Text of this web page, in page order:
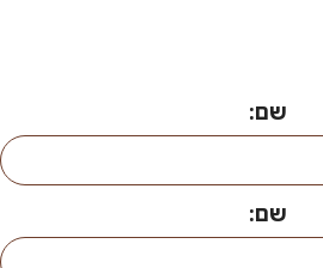
שם:
שם: